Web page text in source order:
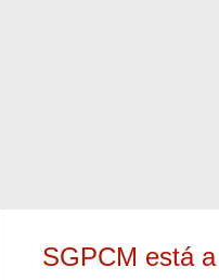
SGPCM está